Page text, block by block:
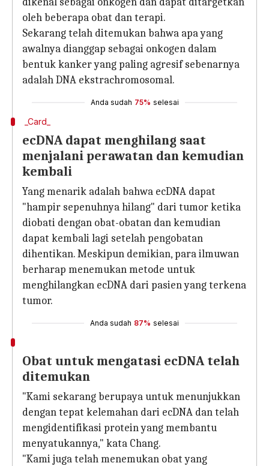
oleh beberapa obat dan terapi.
Sekarang telah ditemukan bahwa apa yang
awalnya dianggap sebagai onkogen dalam
bentuk kanker yang paling agresif sebenarnya
adalah DNA ekstrachromosomal.
Anda sudah 75% selesai
_Card_
ecDNA dapat menghilang saat
menjalani perawatan dan kemudian
kembali
Yang menarik adalah bahwa ecDNA dapat
"hampir sepenuhnya hilang" dari tumor ketika
diobati dengan obat-obatan dan kemudian
dapat kembali lagi setelah pengobatan
dihentikan. Meskipun demikian, para ilmuwan
berharap menemukan metode untuk
menghilangkan ecDNA dari pasien yang terkena
tumor.
Anda sudah 87% selesai
Obat untuk mengatasi ecDNA telah
ditemukan
"Kami sekarang berupaya untuk menunjukkan
dengan tepat kelemahan dari ecDNA dan telah
mengidentifikasi protein yang membantu
menyatukannya," kata Chang.
"Kami juga telah menemukan obat yang